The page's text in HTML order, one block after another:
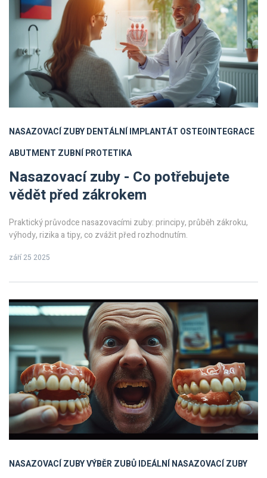
NASAZOVACÍ ZUBYDENTÁLNÍ IMPLANTÁT OSTEOINTEGRACE
ABUTMENT ZUBNÍ PROTETIKA
Nasazovací zuby - Co potřebujete
vědět před zákrokem
Praktický průvodce nasazovacími zuby: principy, průběh zákroku,
výhody, rizika a tipy, co zvážit před rozhodnutím.
září 25 2025
NASAZOVACÍ ZUBYVÝBĚR ZUBŮIDEÁLNÍ NASAZOVACÍ ZUBY